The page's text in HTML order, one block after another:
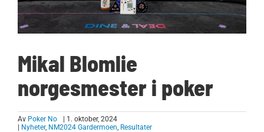
Mikal Blomlie
norgesmester i poker
Av Poker No
| 1. oktober, 2024
| Nyheter, NM2024 Gardermoen Resultater